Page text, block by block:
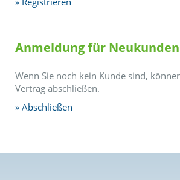
Anmeldung für Neukunden
Wenn Sie noch kein Kunde sind,
Vertrag abschließen.
Abschließen